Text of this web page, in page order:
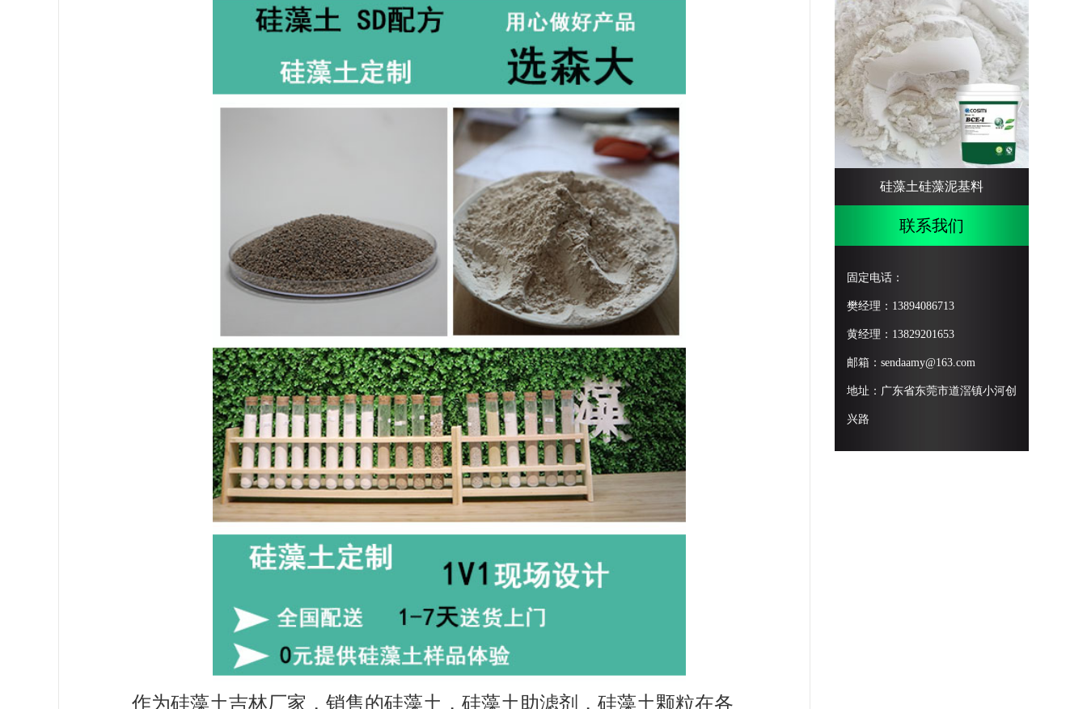
作为硅藻土吉林厂家，销售的硅藻土，硅藻土助滤剂，硅藻土颗粒在各
硅藻土硅藻泥基料
联系我们
固定电话：
樊经理：13894086713
黄经理：13829201653
邮箱：sendaamy@163.com
地址：广东省东莞市道滘镇小河创
兴路